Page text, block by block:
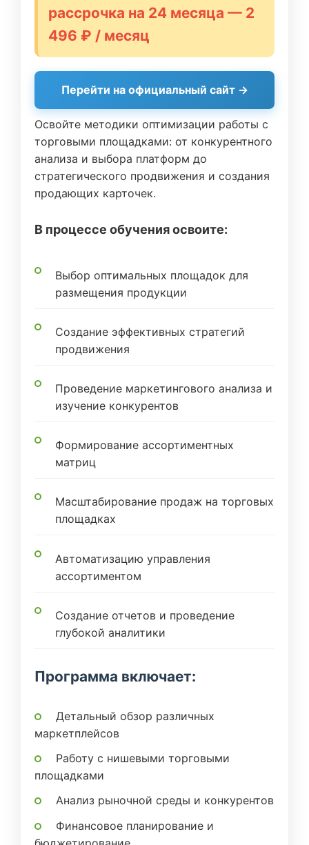
рассрочка на 24 месяца — 2
496 ₽ / месяц
Перейти на официальный сайт →
Освойте методики оптимизации работы с
торговыми площадками: от конкурентного
анализа и выбора платформ до
стратегического продвижения и создания
продающих карточек.
В процессе обучения освоите:
Выбор оптимальных площадок для
размещения продукции
Создание эффективных стратегий
продвижения
Проведение маркетингового анализа и
изучение конкурентов
Формирование ассортиментных
матриц
Масштабирование продаж на торговых
площадках
Автоматизацию управления
ассортиментом
Создание отчетов и проведение
глубокой аналитики
Программа включает:
Детальный обзор различных
маркетплейсов
Работу с нишевыми торговыми
площадками
Анализ рыночной среды и конкурентов
Финансовое планирование и